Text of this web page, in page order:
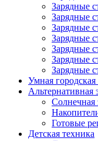
Зарядные
Зарядные
Зарядные
Зарядные
Зарядные
Зарядные
Зарядные
Умная городская
Альтернативная
Солнечная
Готовые
Детская техника